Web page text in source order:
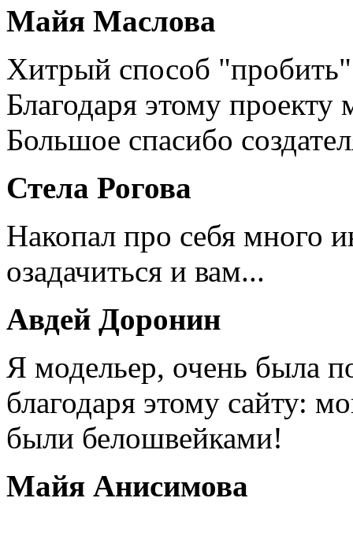
Майя Маслова
Хитрый способ
Благодаря этому
Большое спасибо
Стела Рогова
Накопал про себя много
озадачиться и вам...
Авдей Доронин
Я модельер, очень была
благодаря этому сайту:
были белошвейками!
Майя Анисимова